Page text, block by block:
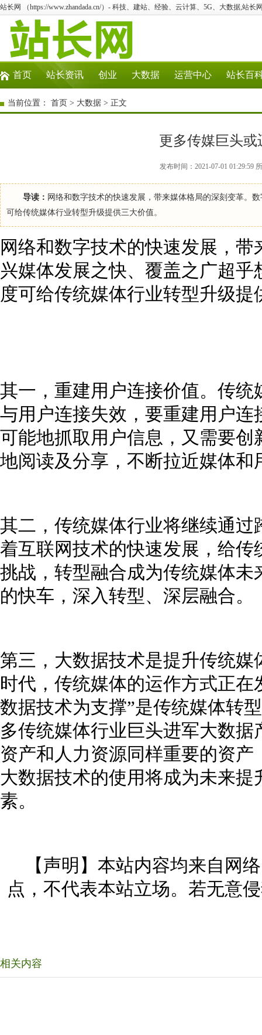
站长网 （https://www.zhandada.cn/）- 科技、建站、经验、云计算、5G、大数据,站长
首页 站长资讯 创业 大数据 运营中心 站长百
当前位置： 首页 > 大数据 > 正文
更多传媒巨头
发布时间：2021-07-01 01:29:59
导读： 网络和数字技术的快速发展，带来媒体格局的深刻变革。
可给传统媒体行业转型升级提供三大价值。
网络和数字技术的快速发展，
兴媒体发展之快、覆盖之广超
度可给传统媒体行业转型升级提
其一，重建用户连接价值。传
与用户连接失效，要重建用户
可能地抓取用户信息，又需要
地阅读及分享，不断拉近媒体和
其二，传统媒体行业将继续通
着互联网技术的快速发展，给
挑战，转型融合成为传统媒体
的快车，深入转型、深层融合。
第三，大数据技术是提升传统
时代，传统媒体的运作方式正
数据技术为支撑”是传统媒体转
多传统媒体行业巨头进军大数
资产和人力资源同样重要的资
大数据技术的使用将成为未来
素。
【声明】本站内容均来自网
点，不代表本站立场。若无意
相关内容